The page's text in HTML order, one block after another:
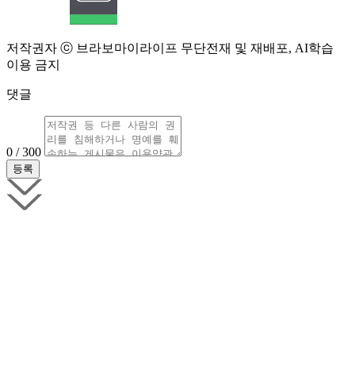
저작권자 ⓒ 브라보마이라이프 무단전재 및 재배포, AI학습
이용 금지
댓글
0 / 300